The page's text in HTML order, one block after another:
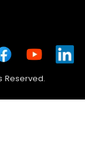
Reserved.